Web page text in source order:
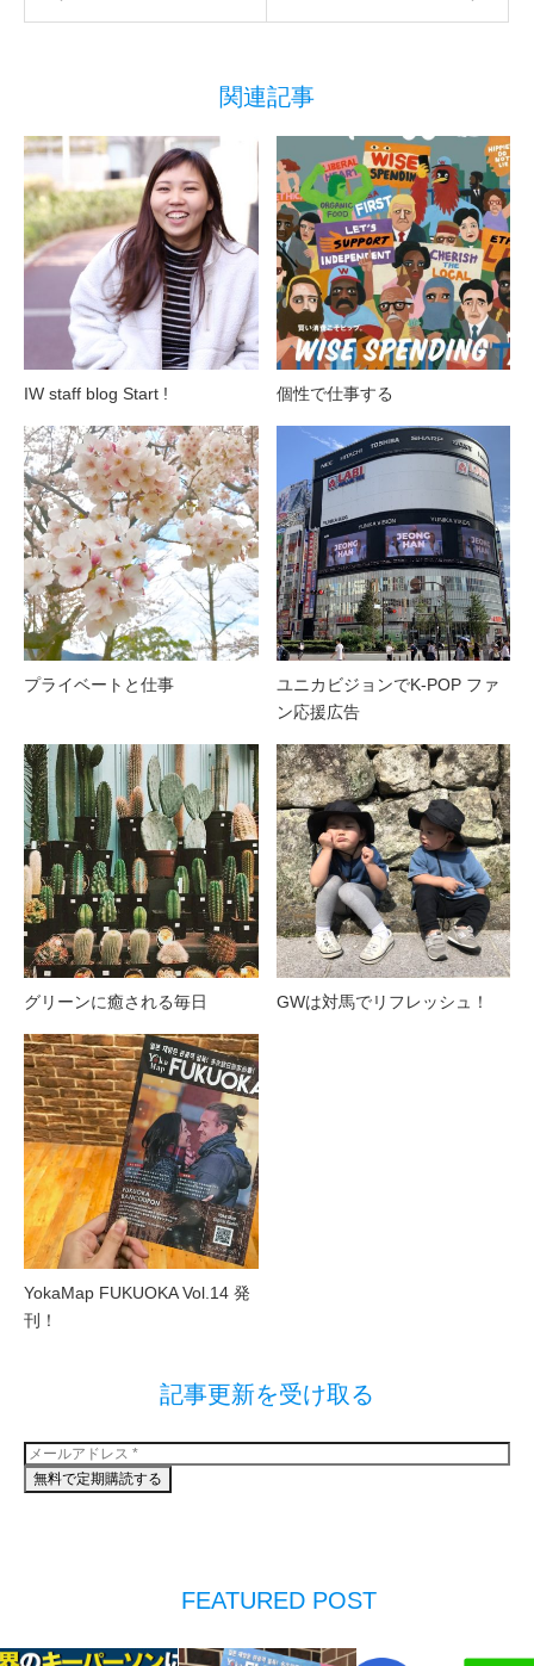
関連記事
IW staff blog Start ! 個性で仕事する
プライベートと仕事
ユニカビジョンでK-POP ファ
ン応援広告
グリーンに癒される毎日 GWは対馬でリフレッシュ！
YokaMap FUKUOKA Vol.14 発
刊！
記事更新を受け取る
FEATURED POST